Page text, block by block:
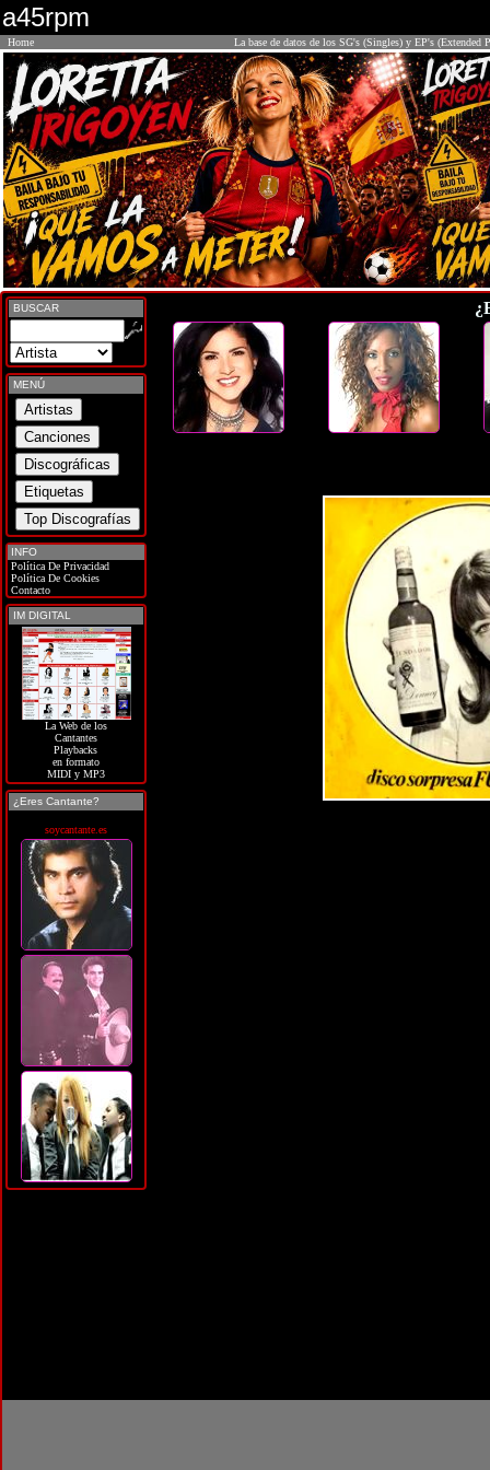
a45rpm
Home La base de datos de los SG's (Singles) y EP's (Extended
BUSCAR
MENÚ
INFO
Política De Privacidad
Política De Cookies
Contacto
IM DIGITAL
La Web de los
Cantantes
Playbacks
en formato
MIDI y MP3
¿Eres Cantante?
soycantante.es